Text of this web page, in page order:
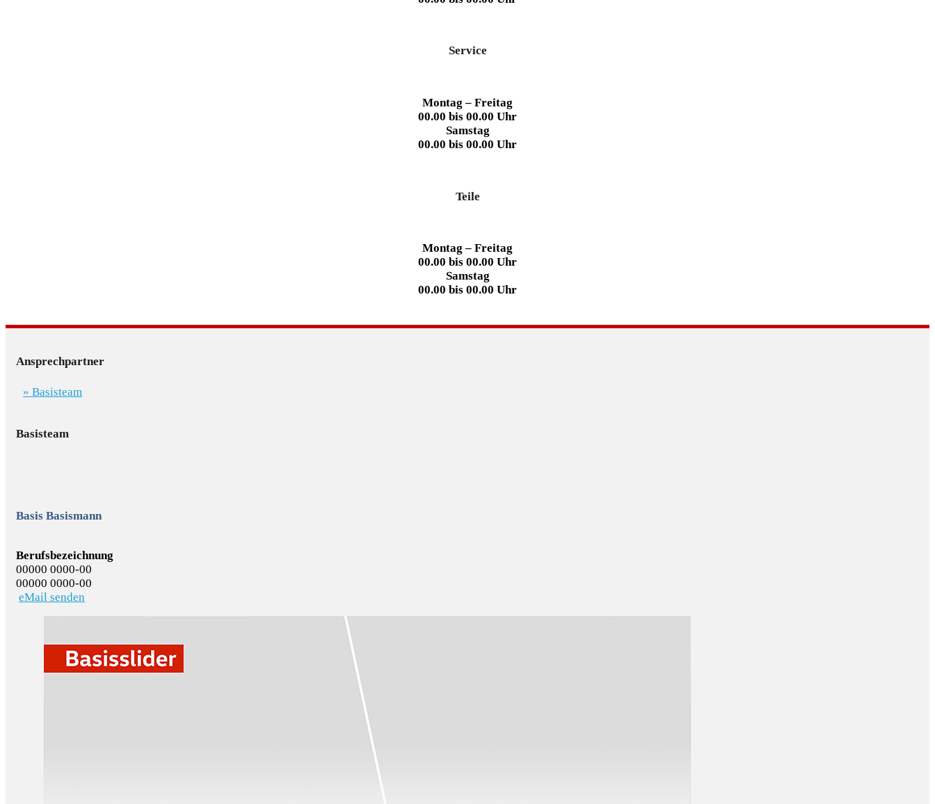
Service
Montag – Freitag
00.00 bis 00.00 Uhr
Samstag
00.00 bis 00.00 Uhr
Teile
Montag – Freitag
00.00 bis 00.00 Uhr
Samstag
00.00 bis 00.00 Uhr
Ansprechpartner
» Basisteam
Basisteam
Basis Basismann
Berufsbezeichnung
00000 0000-00
00000 0000-00
eMail senden